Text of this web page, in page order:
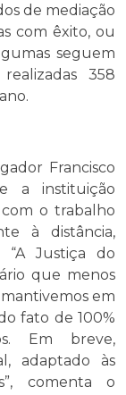
de mediação
com êxito, ou
seguem
358
Francisco
a instituição
o trabalho
à distância,
“A Justiça do
que menos
em
fato de 100%
Em breve,
adaptado às
comenta o